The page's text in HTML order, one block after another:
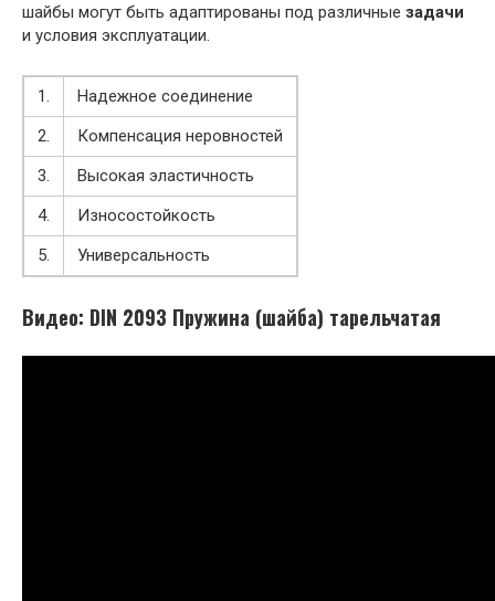
шайбы могут быть адаптированы под различные задачи
и условия эксплуатации.
1.
Надежное соединение
2.
Компенсация неровностей
3.
Высокая эластичность
4.
Износостойкость
5.
Универсальность
Видео: DIN 2093 Пружина (шайба) тарельчатая